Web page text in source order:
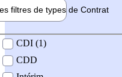
filtres de types de Contrat
contrat
CDI (1)
CDD